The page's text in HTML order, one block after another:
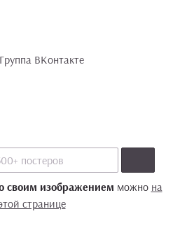
своим изображением можно на
странице